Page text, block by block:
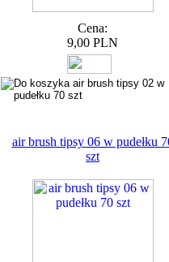
Cena:
9,00 PLN
air brush tipsy 06 w pudełku
szt